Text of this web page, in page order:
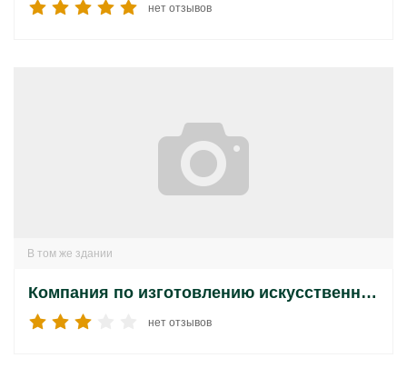
нет отзывов
В том же здании
Компания по изготовлению искусственного льда Спорт Актив
нет отзывов